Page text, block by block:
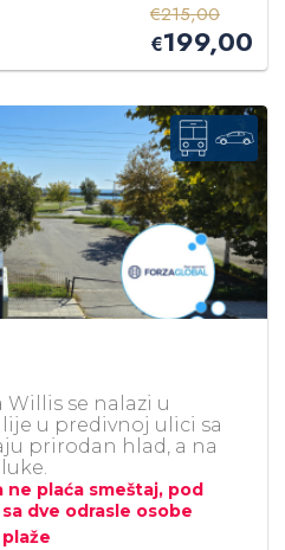
€215,00
€199,00
Willis se nalazi u
u predivnoj ulici sa
prirodan hlad, a na
plaća smeštaj, pod
dve odrasle osobe
plaže